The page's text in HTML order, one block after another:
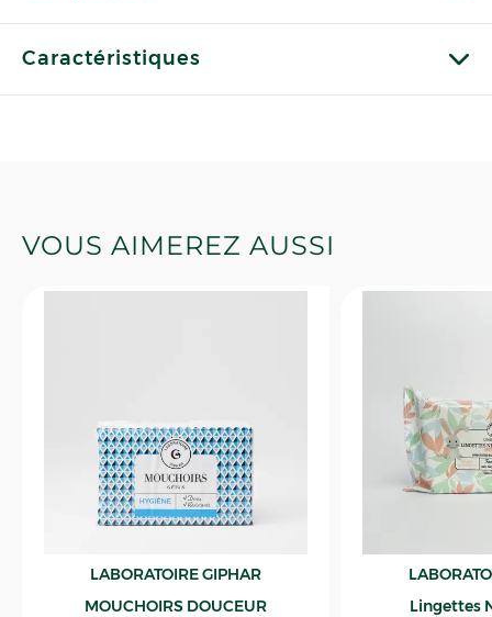
Caractéristiques
VOUS AIMEREZ AUSSI
LABORATOIRE GIPHAR
MOUCHOIRS DOUCEUR
Lingettes